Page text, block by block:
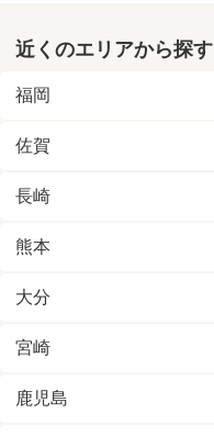
近くのエリアから探す
福岡
佐賀
長崎
熊本
大分
宮崎
鹿児島